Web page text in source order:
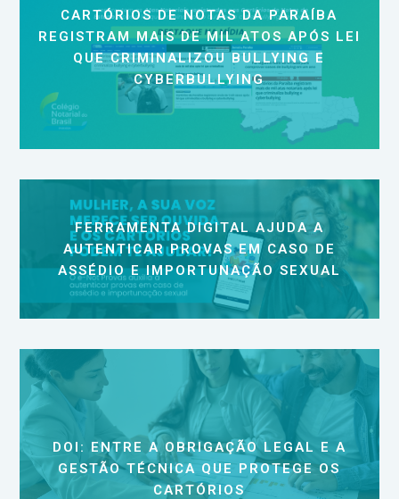
CARTÓRIOS DE NOTAS DA PARAÍBA
REGISTRAM MAIS DE MIL ATOS APÓS LEI
QUE CRIMINALIZOU BULLYING E
CYBERBULLYING
FERRAMENTA DIGITAL AJUDA A
AUTENTICAR PROVAS EM CASO DE
ASSÉDIO E IMPORTUNAÇÃO SEXUAL
DOI: ENTRE A OBRIGAÇÃO LEGAL E A
GESTÃO TÉCNICA QUE PROTEGE OS
CARTÓRIOS